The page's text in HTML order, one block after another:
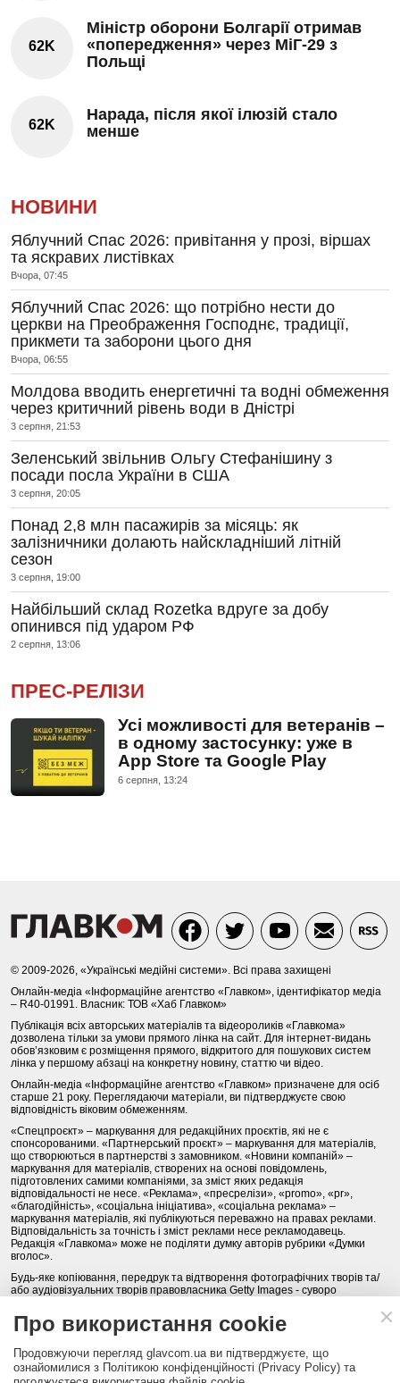
62K
Міністр оборони Болгарії отримав
«попередження» через МіГ-29 з
Польщі
62K
Нарада, після якої ілюзій стало
менше
НОВИНИ
Яблучний Спас 2026: привітання у прозі, віршах
та яскравих листівках
Вчора, 07:45
Яблучний Спас 2026: що потрібно нести до
церкви на Преображення Господнє, традиції,
прикмети та заборони цього дня
Вчора, 06:55
Молдова вводить енергетичні та водні обмеження
через критичний рівень води в Дністрі
3 серпня, 21:53
Зеленський звільнив Ольгу Стефанішину з
посади посла України в США
3 серпня, 20:05
Понад 2,8 млн пасажирів за місяць: як
залізничники долають найскладніший літній
сезон
3 серпня, 19:00
Найбільший склад Rozetka вдруге за добу
опинився під ударом РФ
2 серпня, 13:06
ПРЕС-РЕЛІЗИ
Усі можливості для ветеранів –
в одному застосунку: уже в
App Store та Google Play
6 серпня, 13:24
© 2009-2026, «Українські медійні системи». Всі права захищені
Онлайн-медіа «Інформаційне агентство «Главком», ідентифікатор медіа
– R40-01991. Власник: ТОВ «Хаб Главком»
Публікація всіх авторських матеріалів та відеороликів «Главкома»
дозволена тільки за умови прямого лінка на сайт. Для інтернет-видань
обов’язковим є розміщення прямого, відкритого для пошукових систем
лінка у першому абзаці на конкретну новину, статтю чи відео.
Онлайн-медіа «Інформаційне агентство «Главком» призначене для осіб
старше 21 року. Переглядаючи матеріали, ви підтверджуєте свою
відповідність віковим обмеженням.
«Спецпроєкт» – маркування для редакційних проєктів, які не є
спонсорованими. «Партнерський проєкт» – маркування для матеріалів,
що створюються в партнерстві з замовником. «Новини компаній» –
маркування для матеріалів, створених на основі повідомлень,
підготовлених самими компаніями, за зміст яких редакція
відповідальності не несе. «Реклама», «пресрелізи», «promo», «pr»,
«благодійність», «соціальна ініціатива», «соціальна реклама» –
маркування матеріалів, які публікуються переважно на правах реклами.
Відповідальність за точність і зміст реклами несе рекламодавець.
Редакція «Главкома» може не поділяти думку авторів рубрики «Думки
вголос».
Будь-яке копіювання, передрук та відтворення фотографічних творів та/
або аудіовізуальних творів правовласника Getty Images - суворо
Політика конфіденційності (Privacy Policy). Правила сайту
КОНТАКТИ НАША КОМАНДА АРХІВ
Про використання cookie
Продовжуючи перегляд glavcom.ua ви підтверджуєте, що
ознайомилися з Політикою конфіденційності (Privacy Policy) та